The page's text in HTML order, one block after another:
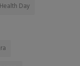
Day